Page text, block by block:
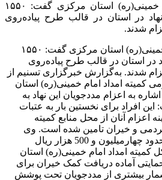
مدیرکل کمیته امداد امام خمینی(ره) استان مرکزی گفت: ۱۵۵۰
در استان در قالب طرح پیاده‌روی
شدند.
مدیرکل کمیته امداد امام خمینی(ره) استان مرکزی گفت: ۱۵۵۰
استان در قالب طرح پیاده‌روی
شدند. به‌گزارش خبرگزاری تسنیم از
کمیته امداد امام خمینی(ره) استان
به اعزام مددجویان این نهاد به
افراد برای نخستین بار به عتبات
اعزام آنان از محل منابع کمیته
و خیران تامین شده است. وی
افزود: برای اعزام هر نفر حدود چهارمیلیون و 500 هزار ریال
امداد امام خمینی(ره) استان
آماده دریافت کمک خیران برای
بیشتری از مددجویان تحت پوشش